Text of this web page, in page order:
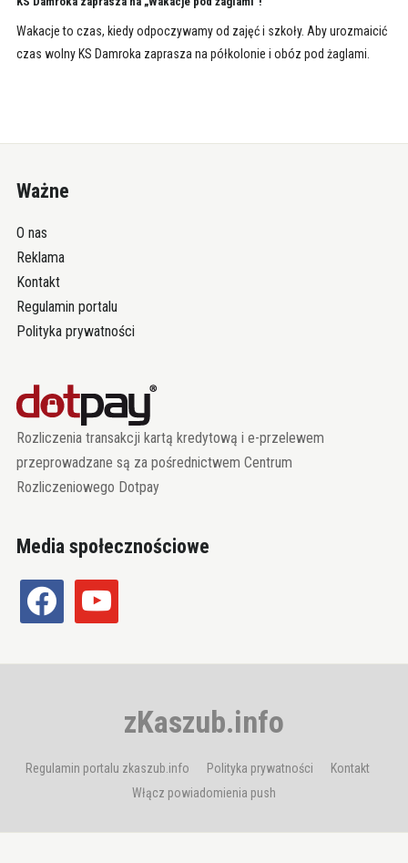
Wakacje to czas, kiedy odpoczywamy od zajęć i szkoły. Aby urozmaicić
czas wolny KS Damroka zaprasza na półkolonie i obóz pod żaglami.
Ważne
O nas
Reklama
Kontakt
Regulamin portalu
Polityka prywatności
Rozliczenia transakcji kartą kredytową i e-przelewem
przeprowadzane są za pośrednictwem Centrum
Rozliczeniowego Dotpay
Media społecznościowe
facebook youtube
zKaszub.info
Regulamin portalu zkaszub.info Polityka prywatności
Kontakt
Włącz powiadomienia push